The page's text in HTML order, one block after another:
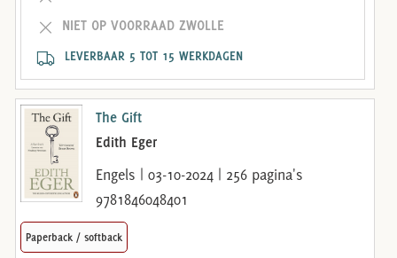
NIET OP VOORRAAD ZWOLLE
LEVERBAAR 5 TOT 15 WERKDAGEN
The Gift
Edith Eger
Engels | 03-10-2024 | 256 pagina's
9781846048401
Paperback / softback